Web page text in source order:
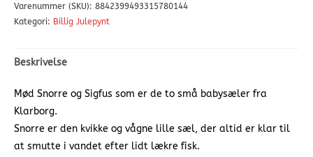
Varenummer (SKU): 8842399493315780144
Kategori: Billig Julepynt
Beskrivelse
Mød Snorre og Sigfus som er de to små babysæler fra
Klarborg.
Snorre er den kvikke og vågne lille sæl, der altid er klar til
at smutte i vandet efter lidt lækre fisk.